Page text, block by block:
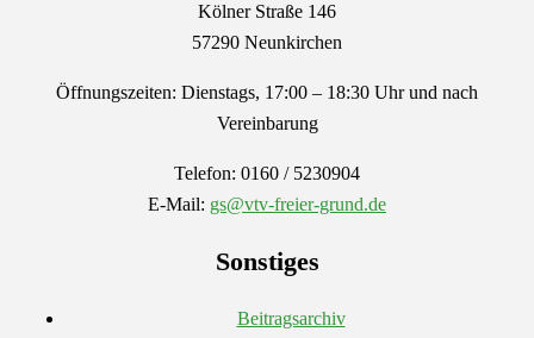
Kölner Straße 146
57290 Neunkirchen
Öffnungszeiten: Dienstags, 17:00 – 18:30 Uhr und nach
Vereinbarung
Telefon: 0160 / 5230904
E-Mail: gs@vtv-freier-grund.de
Sonstiges
Beitragsarchiv